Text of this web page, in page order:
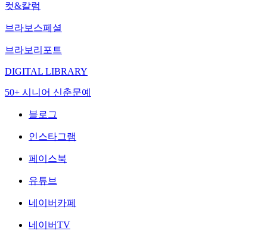
컷&칼럼
브라보스페셜
브라보리포트
DIGITAL LIBRARY
50+ 시니어 신춘문예
블로그
인스타그램
페이스북
유튜브
네이버카페
네이버TV